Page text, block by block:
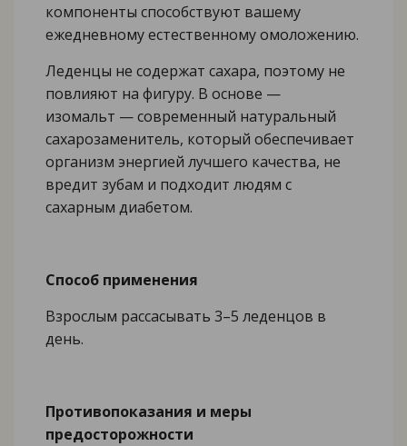
компоненты способствуют вашему
ежедневному естественному омоложению.
Леденцы не содержат сахара, поэтому не
повлияют на фигуру. В основе —
изомальт — современный натуральный
сахарозаменитель, который обеспечивает
организм энергией лучшего качества, не
вредит зубам и подходит людям с
сахарным диабетом.
Способ применения
Взрослым рассасывать 3–5 леденцов в
день.
Противопоказания и меры
предосторожности